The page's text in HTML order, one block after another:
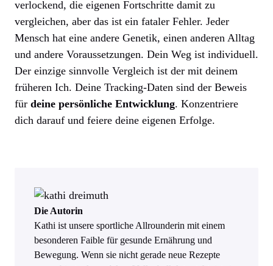
verlockend, die eigenen Fortschritte damit zu
vergleichen, aber das ist ein fataler Fehler. Jeder
Mensch hat eine andere Genetik, einen anderen Alltag
und andere Voraussetzungen. Dein Weg ist individuell.
Der einzige sinnvolle Vergleich ist der mit deinem
früheren Ich. Deine Tracking-Daten sind der Beweis
für deine persönliche Entwicklung. Konzentriere
dich darauf und feiere deine eigenen Erfolge.
Die Autorin
Kathi ist unsere sportliche Allrounderin mit einem
besonderen Faible für gesunde Ernährung und
Bewegung. Wenn sie nicht gerade neue Rezepte